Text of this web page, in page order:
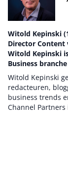
Witold Kepinski
Director Content
Witold Kepinski
Business branche
Witold Kepinski
redacteuren,
business trends
Channel